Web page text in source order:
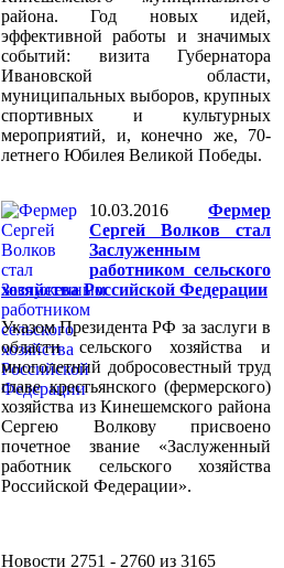
района. Год новых идей,
эффективной работы и значимых
событий: визита Губернатора
Ивановской области,
муниципальных выборов, крупных
спортивных и культурных
мероприятий, и, конечно же, 70-
летнего Юбилея Великой Победы.
10.03.2016
Фермер
Сергей Волков стал
Заслуженным
работником сельского
хозяйства Российской Федерации
Указом Президента РФ за заслуги в
области сельского хозяйства и
многолетний добросовестный труд
главе крестьянского (фермерского)
хозяйства из Кинешемского района
Сергею Волкову присвоено
почетное звание «Заслуженный
работник сельского хозяйства
Российской Федерации».
Новости 2751 - 2760 из 3165